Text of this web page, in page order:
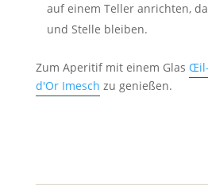
auf einem Teller anrichten,
und Stelle bleiben.
Zum Aperitif mit einem Glas
d'Or Imesch zu genießen.